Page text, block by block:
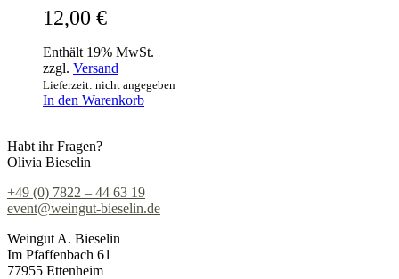
12,00 €
Enthält 19% MwSt.
zzgl. Versand
Lieferzeit: nicht angegeben
In den Warenkorb
Habt ihr Fragen?
Olivia Bieselin
+49 (0) 7822 – 44 63 19
event@weingut-bieselin.de
Weingut A. Bieselin
Im Pfaffenbach 61
77955 Ettenheim